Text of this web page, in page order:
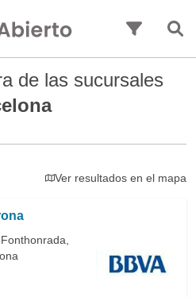
de las sucursales
Ver resultados en el mapa